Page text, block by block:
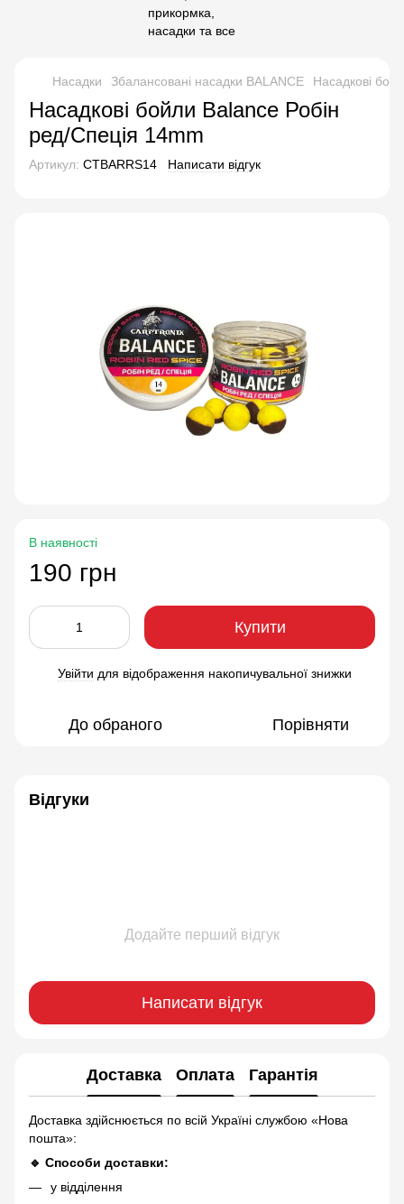
Насадки Збалансовані насадки BALANCE Насадкові
Насадкові бойли Balance Робін
ред/Спеція 14mm
Артикул: CTBARRS14 Написати відгук
В наявності
190 грн
Купити
Увійти для відображення накопичувальної знижки
До обраного Порівняти
Відгуки
Додайте перший відгук
Написати відгук
Доставка Оплата Гарантія
Доставка здійснюється по всій Україні службою «Нова
пошта»:
🔹 Способи доставки:
у відділення